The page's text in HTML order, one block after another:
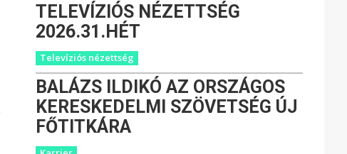
TELEVÍZIÓS NÉZETTSÉG
2026.31.HÉT
Televíziós nézettség
BALÁZS ILDIKÓ AZ ORSZÁGOS
KERESKEDELMI SZÖVETSÉG ÚJ
FŐTITKÁRA